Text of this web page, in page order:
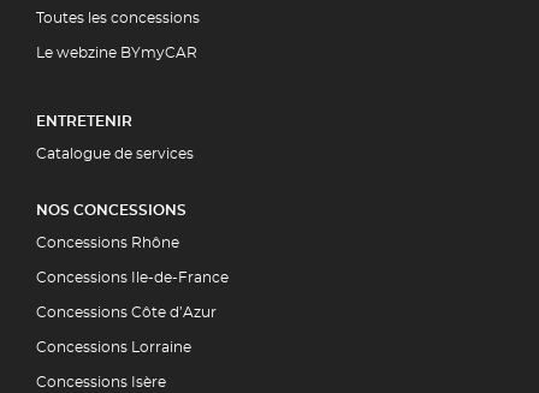
Toutes les concessions
Le webzine BYmyCAR
ENTRETENIR
Catalogue de services
NOS CONCESSIONS
Concessions Rhône
Concessions Ile-de-France
Concessions Côte d’Azur
Concessions Lorraine
Concessions Isère